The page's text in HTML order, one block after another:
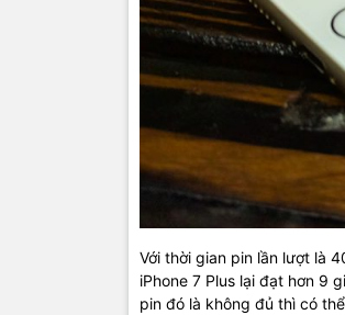
Với thời gian pin lần lượt là
iPhone 7 Plus lại đạt hơn 9
pin đó là không đủ thì có